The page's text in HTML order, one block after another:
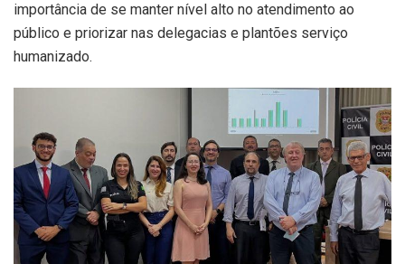
importância de se manter nível alto no atendimento ao
público e priorizar nas delegacias e plantões serviço
humanizado.